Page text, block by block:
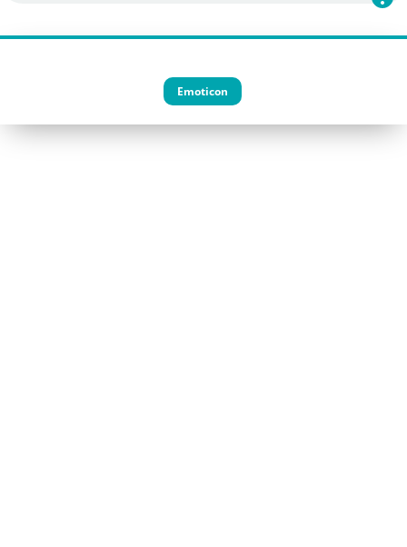
Emoticon